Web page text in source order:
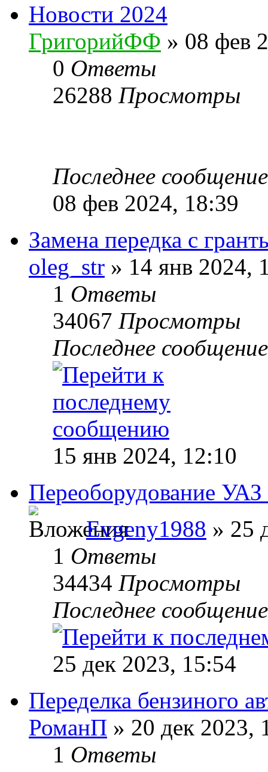
Новости 2024
ГригорийФФ » 08 фев
0 Ответы
26288 Просмотры
Последнее
08 фев 2024, 18:39
Замена передка с
oleg_str » 14 янв 2024,
1 Ответы
34067 Просмотры
Последнее
15 янв 2024, 12:10
Переоборудование
Evgeny1988 » 25
1 Ответы
34434 Просмотры
Последнее
25 дек 2023, 15:54
Переделка бензиного
РоманП » 20 дек 2023,
1 Ответы